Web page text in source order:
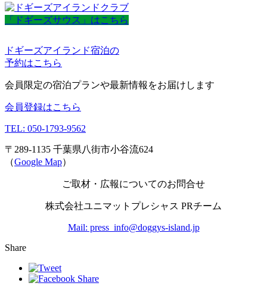
「ドギーズサウス」はこちら
ドギーズアイランド宿泊の
予約はこちら
会員限定の宿泊プランや最新情報をお届けします
会員登録はこちら
TEL: 050-1793-9562
〒289-1135 千葉県八街市小谷流624
（Google Map）
ご取材・広報についてのお問合せ
株式会社ユニマットプレシャス PRチーム
Mail: press_info@doggys-island.jp
Share